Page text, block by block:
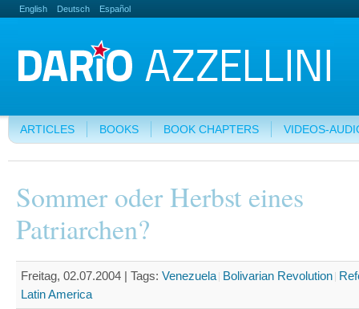
English Deutsch Español
ARTICLES BOOKS BOOK CHAPTERS VIDEOS-
Sommer oder Herbst eines
Patriarchen?
Freitag, 02.07.2004 | Tags: Venezuela Bolivarian Revolution
Latin America